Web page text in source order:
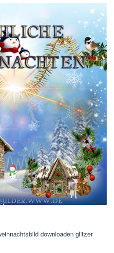
downloaden glitzer